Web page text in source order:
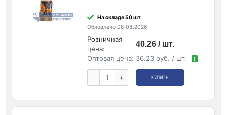
На складе 50 шт.
Обновлено 08.08.2026
Розничная
цена:
40.26 / шт.
Оптовая цена: 36.23 руб. / шт. !
- + КУПИТЬ